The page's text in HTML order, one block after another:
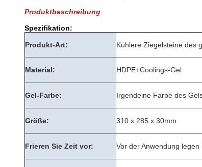
Produktbeschreibung
Spezifikation:
Produkt-Art: Kühlere Ziegelsteine des
Material: HDPE+Coolings-Gel
Gel-Farbe: Irgendeine Farbe des
Größe: 310 x 285 x 30mm
Frieren Sie Zeit vor: Vor der Anwendung